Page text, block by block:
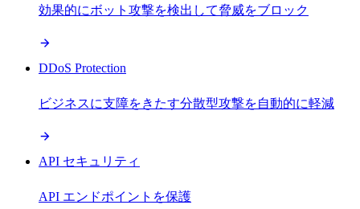
効果的にボット攻撃を検出して脅威をブロック
DDoS Protection
ビジネスに支障をきたす分散型攻撃を自動的に軽減
API セキュリティ
API エンドポイントを保護